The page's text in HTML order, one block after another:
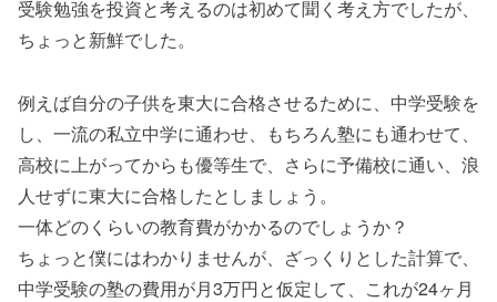
受験勉強を投資と考えるのは初めて聞く考え方でしたが、
ちょっと新鮮でした。
例えば自分の子供を東大に合格させるために、中学受験を
し、一流の私立中学に通わせ、もちろん塾にも通わせて、
高校に上がってからも優等生で、さらに予備校に通い、浪
人せずに東大に合格したとしましょう。
一体どのくらいの教育費がかかるのでしょうか？
ちょっと僕にはわかりませんが、ざっくりとした計算で、
中学受験の塾の費用が月3万円と仮定して、これが24ヶ月